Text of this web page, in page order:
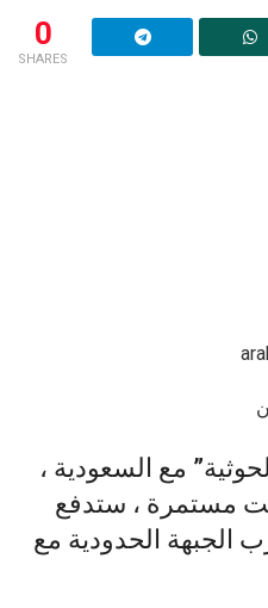
0
SHARES
مع السعودية ،
مستمرة ، ستدفع
الجبهة الحدودية مع